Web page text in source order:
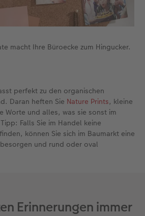
macht Ihre Büroecke zum Hingucker.
perfekt zu den organischen
Daran heften Sie Nature Prints, kleine
Worte und alles, was sie sonst im
Falls Sie im Handel keine
können Sie sich im Baumarkt eine
und rund oder oval
Erinnerungen immer